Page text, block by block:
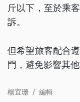
斤以下，至於乘
訴。
但希望旅客配合
門，避免影響其他
楊宜珊 / 編輯